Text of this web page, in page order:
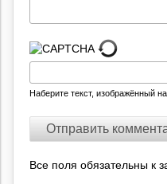
Наберите текст, изображённый
Все поля обязательны к